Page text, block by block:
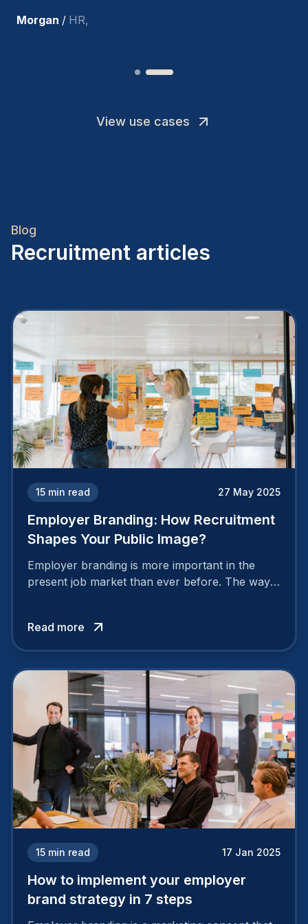
Joakin / Deputy-AMLCO
View use cases
Blog
Recruitment articles
15 min read 27 May 2025
Employer Branding: How Recruitment
Shapes Your Public Image?
Employer branding is more important in the
present job market than ever before. The way
Read more
15 min read 17 Jan 2025
How to implement your employer
brand strategy in 7 steps